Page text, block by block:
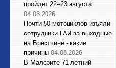
пройдёт 22–23 августа
04.08.2026
Почти 50 мотоциклов изъяли
сотрудники ГАИ за выходные
на Брестчине - какие
причины 04.08.2026
В Малорите 71-летний